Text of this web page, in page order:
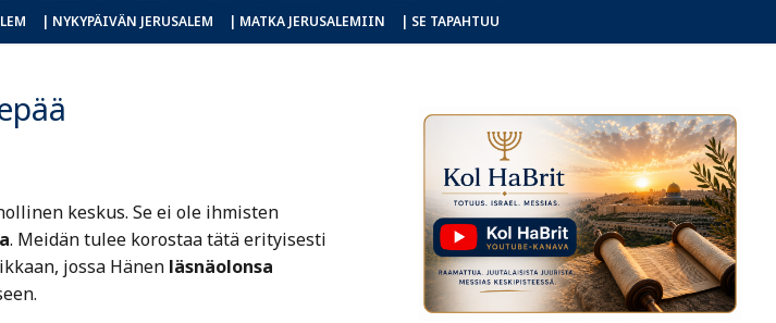
| NYKYPÄIVÄN JERUSALEM | MATKA JERUSALEMIIN | SE TAPAHTUU
keskus. Se ei ole ihmisten
. Meidän tulee korostaa tätä erityisesti
jossa Hänen läsnäolonsa